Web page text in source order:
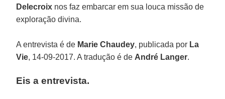
Delecroix nos faz embarcar em sua louca missão de
exploração divina.
A entrevista é de Marie Chaudey, publicada por La
Vie, 14-09-2017. A tradução é de André Langer.
Eis a entrevista.